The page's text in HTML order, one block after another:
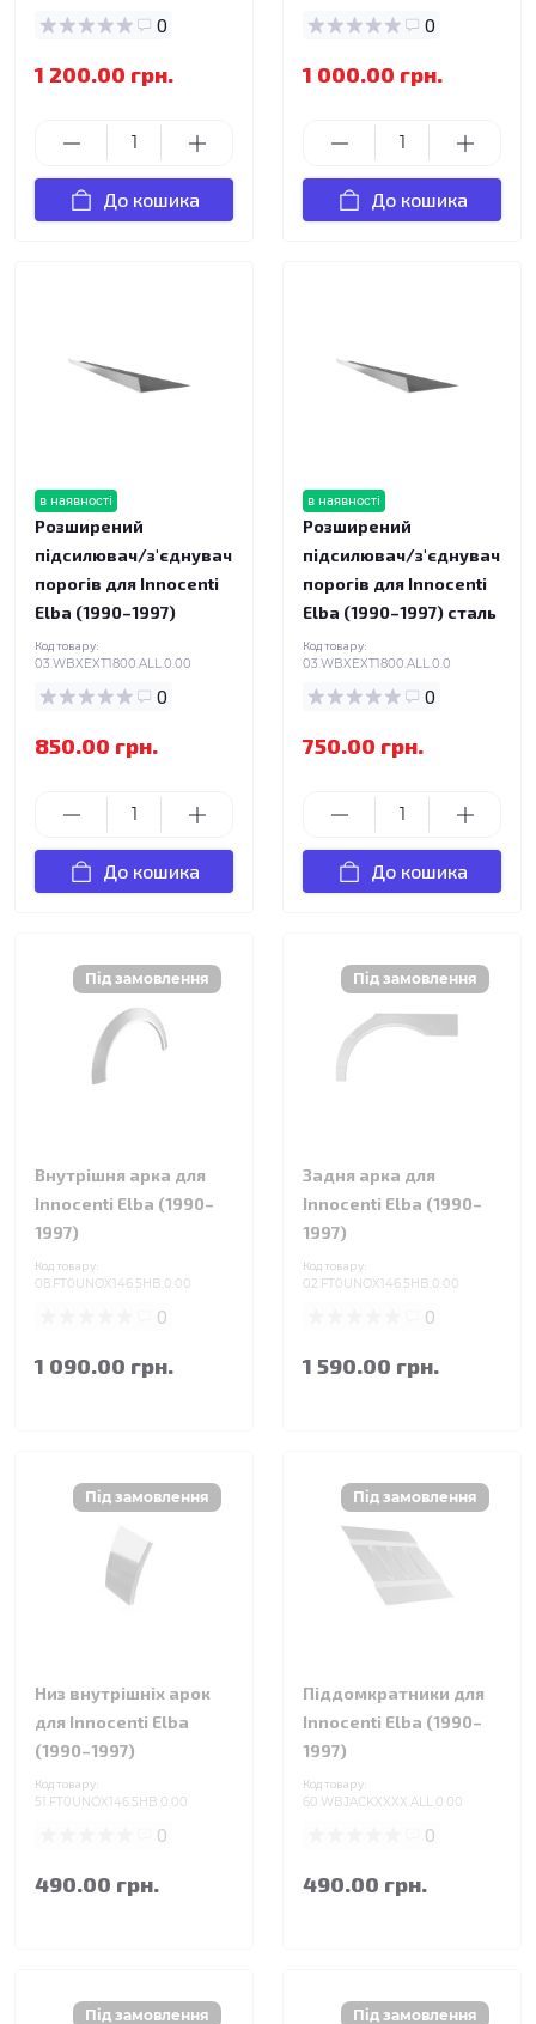
0
1 200.00 грн.
До кошика
0
1 000.00 грн.
До кошика
в наявності
Розширений
підсилювач/з'єднувач
порогів для Innocenti
Elba (1990–1997)
Код товару:
03.WBXEXT1800.ALL.0.00
0
850.00 грн.
До кошика
в наявності
Розширений
підсилювач/з'єднувач
порогів для Innocenti
Elba (1990–1997) сталь
Код товару:
03.WBXEXT1800.ALL.0.0
0
750.00 грн.
До кошика
Внутрішня арка для
Innocenti Elba (1990–
1997)
Код товару:
08.FT0UNOX146.5HB.0.00
0
1 090.00 грн.
Задня арка для
Innocenti Elba (1990–
1997)
Код товару:
02.FT0UNOX146.5HB.0.00
0
1 590.00 грн.
Низ внутрішніх арок
для Innocenti Elba
(1990–1997)
Код товару:
51.FT0UNOX146.5HB.0.00
0
490.00 грн.
Піддомкратники для
Innocenti Elba (1990–
1997)
Код товару:
60.WBJACKXXXX.ALL.0.00
0
490.00 грн.